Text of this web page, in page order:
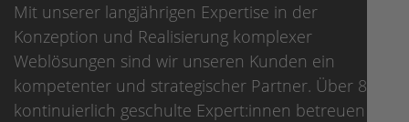
Mit unserer langjährigen Expertise in der
Konzeption und Realisierung komplexer
Weblösungen sind wir unseren Kunden ein
kompetenter und strategischer Partner. Über 80
kontinuierlich geschulte Expert:innen betreuen die